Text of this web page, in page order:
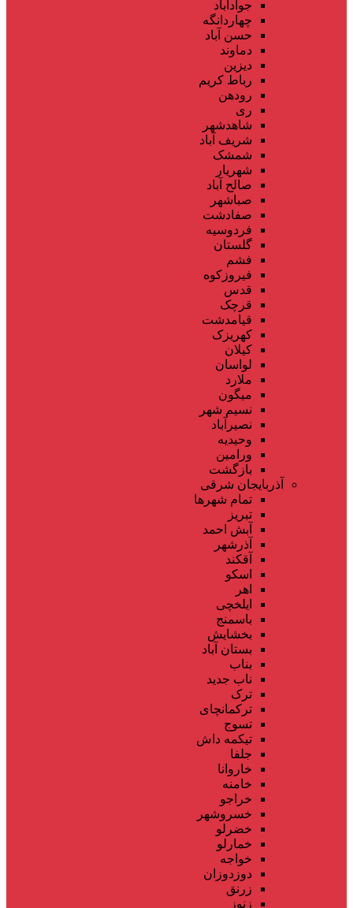
جوادآباد
چهاردانگه
حسن آباد
دماوند
دیزین
رباط کریم
رودهن
ری
شاهدشهر
شریف آباد
شمشک
شهریار
صالح آباد
صباشهر
صفادشت
فردوسیه
گلستان
فشم
فیروزکوه
قدس
قرچک
قیامدشت
کهریزک
کیلان
لواسان
ملارد
میگون
نسیم شهر
نصیرآباد
وحیدیه
ورامین
بازگشت
آذربایجان شرقی
تمام شهر‌ها
تبریز
آبش احمد
آذرشهر
آقکند
اسکو
اهر
ایلخچی
باسمنج
بخشایش
بستان آباد
بناب
ناب جدید
ترک
ترکمانچای
تسوج
تیکمه داش
جلفا
خاروانا
خامنه
خراجو
خسروشهر
خضرلو
خمارلو
خواجه
دوزدوزان
زرنق
زنوز